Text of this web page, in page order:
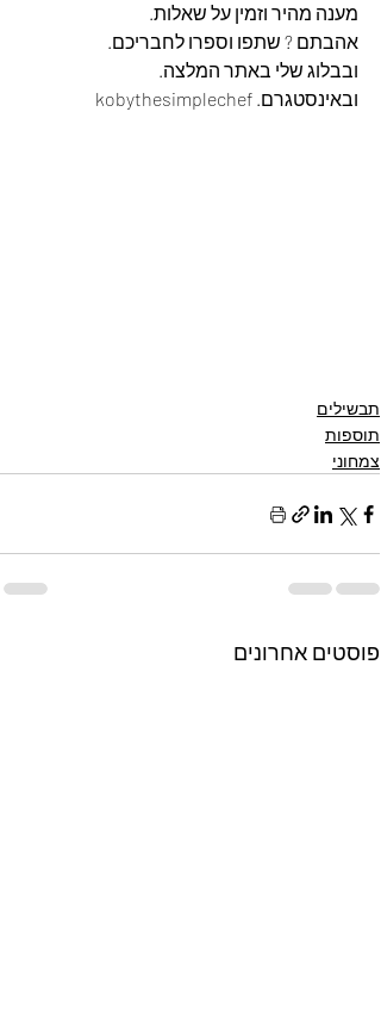
מענה מהיר וזמין על שאלות.
אהבתם ? שתפו וספרו לחבריכם.
ובבלוג שלי באתר המלצה.
ובאינסטגרם. kobythesimplechef
תבשילים
תוספות
צמחוני
פוסטים אחרונים